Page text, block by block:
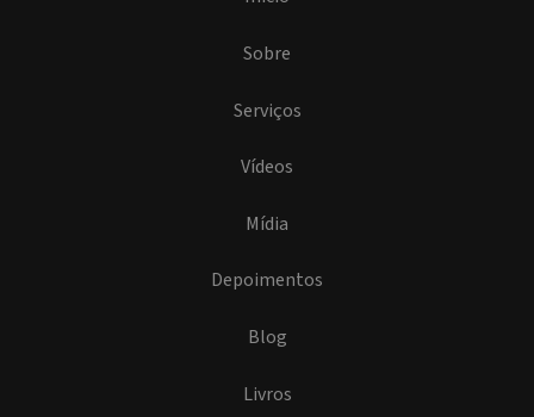
Sobre
Serviços
Vídeos
Mídia
Depoimentos
Blog
Livros